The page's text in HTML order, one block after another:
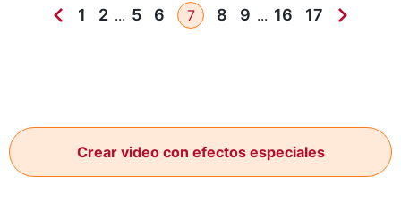
1 2 ... 5 6 7 8 9 ... 16 17
Crear video con efectos especiales